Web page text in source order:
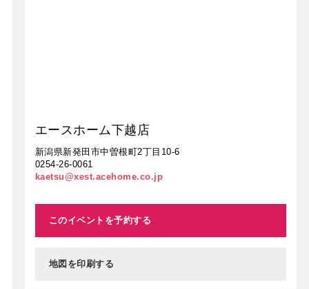
エースホーム下越店
新潟県新発田市中曽根町2丁目10-6
0254-26-0061
kaetsu@xest.acehome.co.jp
このイベントを予約する
地図を印刷する